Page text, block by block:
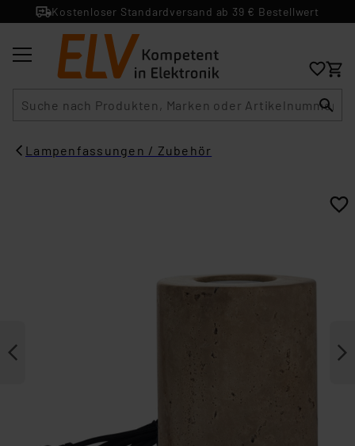
Kostenloser Standardversand ab 39 € Bestellwert
Lampenfassungen / Zubehör